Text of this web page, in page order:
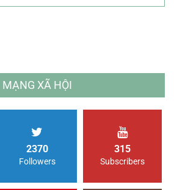
MẠNG XÃ HỘI
2370
Followers
315
Subscribers